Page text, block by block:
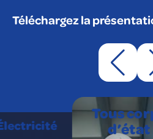
Téléchargez la
Tous
d’état